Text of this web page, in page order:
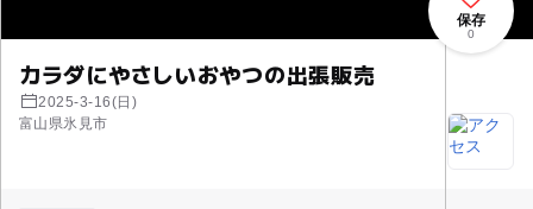
カラダにやさしいおやつの出張販売
2025-3-16(日)
富山県氷見市
保存
0